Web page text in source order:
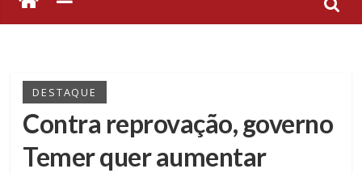
DESTAQUE
Contra reprovação, governo
Temer quer aumentar